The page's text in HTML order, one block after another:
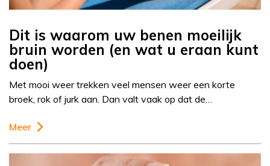
Dit is waarom uw benen moeilijk
bruin worden (en wat u eraan kunt
doen)
Met mooi weer trekken veel mensen weer een korte
broek, rok of jurk aan. Dan valt vaak op dat de…
Meer